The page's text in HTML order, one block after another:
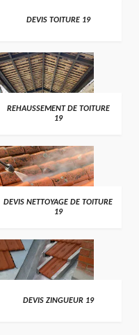
DEVIS TOITURE 19
REHAUSSEMENT DE TOITURE
19
DEVIS NETTOYAGE DE TOITURE
19
DEVIS ZINGUEUR 19